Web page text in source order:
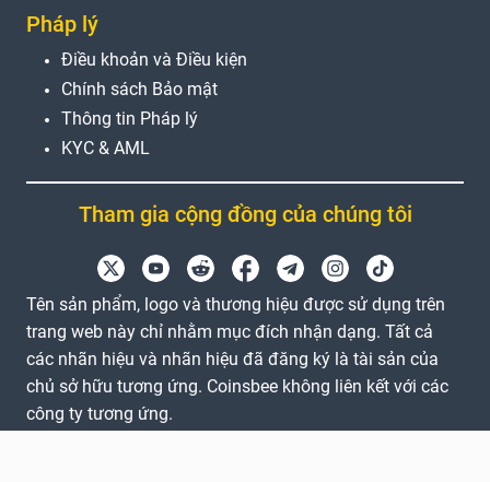
Pháp lý
Điều khoản và Điều kiện
Chính sách Bảo mật
Thông tin Pháp lý
KYC & AML
Tham gia cộng đồng của chúng tôi
Tên sản phẩm, logo và thương hiệu được sử dụng trên
trang web này chỉ nhằm mục đích nhận dạng. Tất cả
các nhãn hiệu và nhãn hiệu đã đăng ký là tài sản của
chủ sở hữu tương ứng. Coinsbee không liên kết với các
công ty tương ứng.